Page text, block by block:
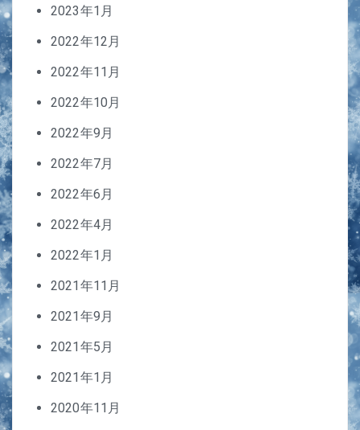
2023年1月
2022年12月
2022年11月
2022年10月
2022年9月
2022年7月
2022年6月
2022年4月
2022年1月
2021年11月
2021年9月
2021年5月
2021年1月
2020年11月